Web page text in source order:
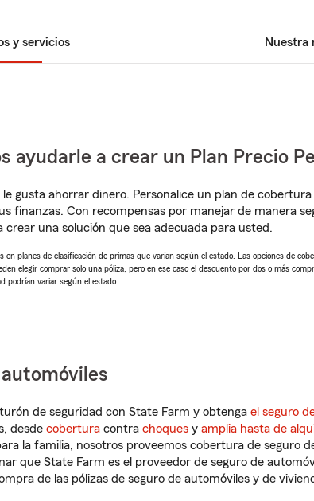
y servicios Nuestra
ayudarle a crear un Plan Precio
gusta ahorrar dinero. Personalice un plan de
finanzas. Con recompensas por manejar de manera
crear una solución que sea adecuada para usted.
en planes de clasificación de primas que varían según el estado. Las opciones de
elegir comprar solo una póliza, pero en ese caso el descuento por dos o más
podrían variar según el estado.
de seguridad con State Farm y obtenga el seguro
desde cobertura contra choques y amplia hasta de
la familia, nosotros proveemos cobertura de seguro
que State Farm es el proveedor de seguro de
de las pólizas de seguro de automóviles y de